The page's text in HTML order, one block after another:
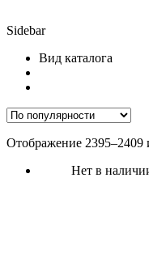
Sidebar
Вид каталога
Отображение 2395–2409
Нет в